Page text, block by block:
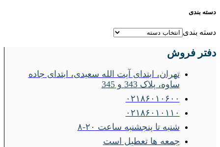
دسته بندی
دسته بندی
دفتر فروش
تهران، ابتدای آیت الله سعیدی، ابتدای جاده
ساوه، پلاک 343 و 345
۰۲۱۸۶۰۱۰۶۰۰
۰۲۱۸۶۰۱۰۱۱۰
شنبه تا پنجشنبه ساعت ۲۰-۸
جمعه ها تعطیل است